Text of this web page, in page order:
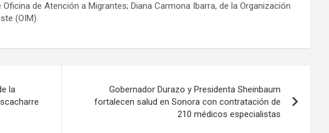
de Atención a Migrantes; Diana Carmona Ibarra, de la Organización
(OIM).
la
Gobernador Durazo y Presidenta Sheinbaum
fortalecen salud en Sonora con contratación de
210 médicos especialistas